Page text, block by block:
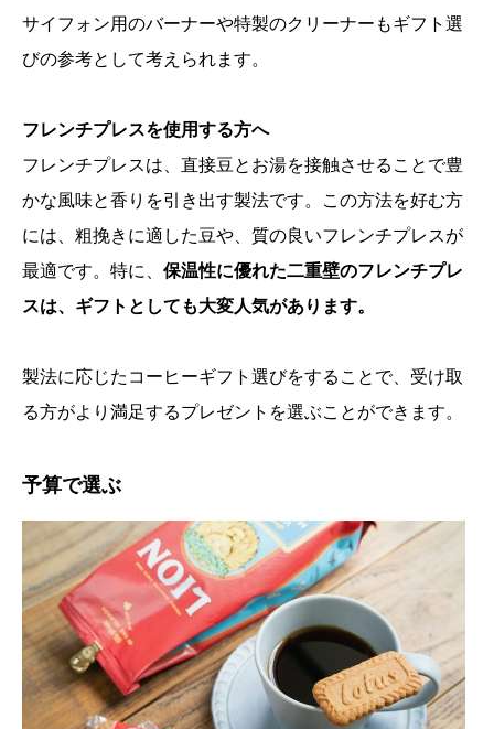
サイフォン用のバーナーや特製のクリーナーもギフト選
びの参考として考えられます。
フレンチプレスを使用する方へ
フレンチプレスは、直接豆とお湯を接触させることで豊
かな風味と香りを引き出す製法です。この方法を好む方
には、粗挽きに適した豆や、質の良いフレンチプレスが
最適です。特に、 保温性に優れた二重壁のフレンチプレ
スは、ギフトとしても大変人気があります。
製法に応じたコーヒーギフト選びをすることで、受け取
る方がより満足するプレゼントを選ぶことができます。
予算で選ぶ